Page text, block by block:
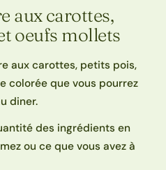
aux carottes,
oeufs mollets
aux carottes, petits pois,
colorée que vous pourrez
diner.
des ingrédients en
ou ce que vous avez à